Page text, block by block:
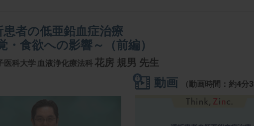
患者の低亜鉛血症治療
・食欲への影響～（前編）
医科大学 血液浄化療法科 花房 規男 先生
動画 （動画時間：約4分